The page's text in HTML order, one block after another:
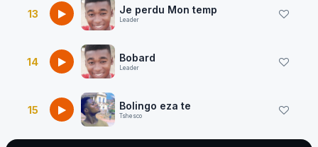
13 Je perdu Mon temp
Leader
14 Bobard
Leader
15 Bolingo eza te
Tshesco